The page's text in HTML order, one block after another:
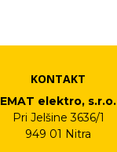
KONTAKT
EMAT elektro, s.r.o.
Pri Jelšine 3636/1
949 01 Nitra